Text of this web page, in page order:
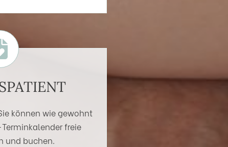
können wie gewohnt
freie
und buchen.